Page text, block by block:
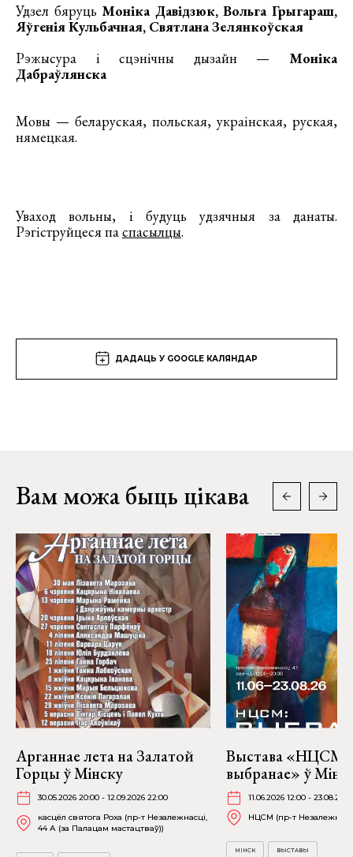
Удзел бяруць Моніка Давідзюк, Вольга Грыгараш,
Яўгенія Кульбачная, Святлана Зелянкоўская
Рэжысура і сцэнічны дызайн — Моніка
Дабраўлянска
Мовы — беларуская, польская, украінская, руская,
нямецкая.
Уваход вольны, і будуць удзячныя за данаты.
Рэгіструйцеся паспасылцы.
ДАДАЦЬ У GOOGLE КАЛЯНДАР
Вам можа быць цікава
Арганнае лета на Залатой
Горцы ў Мінску
30.05.2026 20:00 - 12.09.2026 22:00
касцёл святога Роха (пр-т Незалежнасці,
44 А (за Палацам мастацтваў))
Выстава «НЦСМ:
выбранае» ў
11.06.2026 12:00 -
НЦСМ (пр-т
МІНСК ВЫСТАВЫ